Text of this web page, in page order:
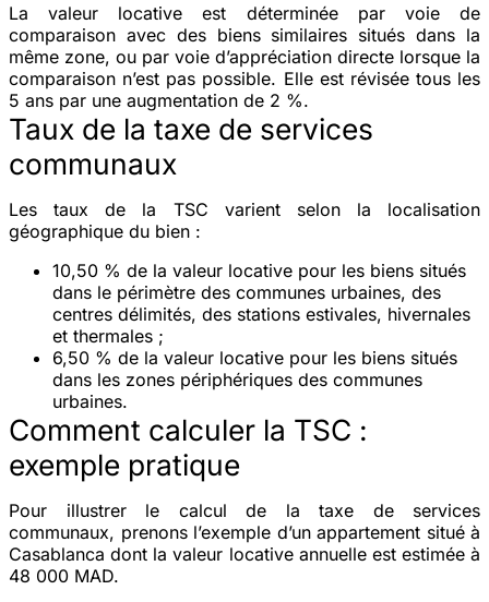
La valeur locative est déterminée par voie de
comparaison avec des biens similaires situés dans la
même zone, ou par voie d’appréciation directe lorsque la
comparaison n’est pas possible. Elle est révisée tous les
5 ans par une augmentation de 2 %.
Taux de la taxe de services
communaux
Les taux de la TSC varient selon la localisation
géographique du bien :
10,50 % de la valeur locative pour les biens situés
dans le périmètre des communes urbaines, des
centres délimités, des stations estivales, hivernales
et thermales ;
6,50 % de la valeur locative pour les biens situés
dans les zones périphériques des communes
urbaines.
Comment calculer la TSC :
exemple pratique
Pour illustrer le calcul de la taxe de services
communaux, prenons l’exemple d’un appartement situé à
Casablanca dont la valeur locative annuelle est estimée à
48 000 MAD.